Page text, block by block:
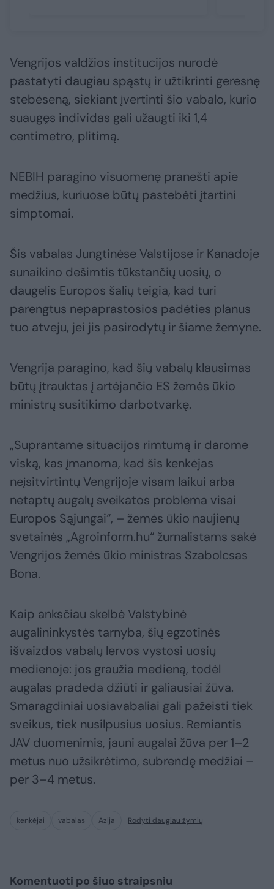
Vengrijos valdžios institucijos nurodė
pastatyti daugiau spąstų ir užtikrinti geresnę
stebėseną, siekiant įvertinti šio vabalo, kurio
suaugęs individas gali užaugti iki 1,4
centimetro, plitimą.
NEBIH paragino visuomenę pranešti apie
medžius, kuriuose būtų pastebėti įtartini
simptomai.
Šis vabalas Jungtinėse Valstijose ir Kanadoje
sunaikino dešimtis tūkstančių uosių, o
daugelis Europos šalių teigia, kad turi
parengtus nepaprastosios padėties planus
tuo atveju, jei jis pasirodytų ir šiame žemyne.
Vengrija paragino, kad šių vabalų klausimas
būtų įtrauktas į artėjančio ES žemės ūkio
ministrų susitikimo darbotvarkę.
„Suprantame situacijos rimtumą ir darome
viską, kas įmanoma, kad šis kenkėjas
neįsitvirtintų Vengrijoje visam laikui arba
netaptų augalų sveikatos problema visai
Europos Sąjungai“, – žemės ūkio naujienų
svetainės „Agroinform.hu“ žurnalistams sakė
Vengrijos žemės ūkio ministras Szabolcsas
Bona.
Kaip anksčiau skelbė Valstybinė
augalininkystės tarnyba, šių egzotinės
išvaizdos vabalų lervos vystosi uosių
medienoje: jos graužia medieną, todėl
augalas pradeda džiūti ir galiausiai žūva.
Smaragdiniai uosiavabaliai gali pažeisti tiek
sveikus, tiek nusilpusius uosius. Remiantis
JAV duomenimis, jauni augalai žūva per 1–2
metus nuo užsikrėtimo, subrendę medžiai –
per 3–4 metus.
kenkėjai vabalas Azija Rodyti daugiau žymių
Komentuoti po šiuo straipsniu